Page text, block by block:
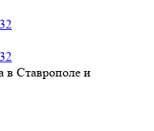
в Ставрополе и